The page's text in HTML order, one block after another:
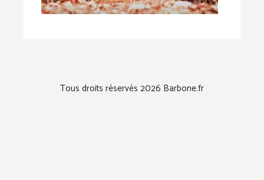
Tous droits réservés 2026 Barbone.fr